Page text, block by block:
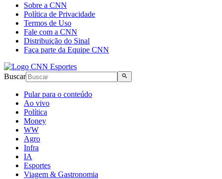
Sobre a CNN
Política de Privacidade
Termos de Uso
Fale com a CNN
Distribuição do Sinal
Faça parte da Equipe CNN
Buscar
Pular para o conteúdo
Ao vivo
Política
Money
WW
Agro
Infra
IA
Esportes
Viagem & Gastronomia